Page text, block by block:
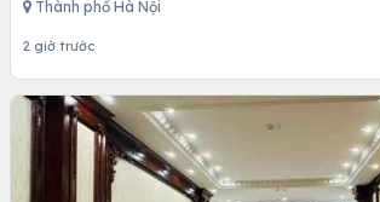
Thành phố Hà Nội
2 giờ trước